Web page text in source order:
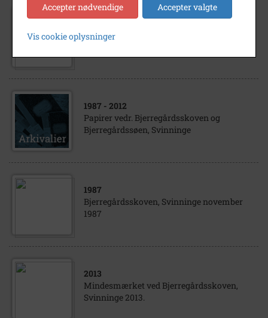
1987
Bjerregårdsskoven, Svinninge november
1987 - 2012
Papirer vedr. Bjerregårdsskoven og
Bjerregårdssøen, Svinninge
1987
Bjerregårdsskoven, Svinninge november
1987
2013
Mindesmærket ved Bjerregårdsskoven,
Svinninge 2013.
Accepter nødvendige Accepter valgte
Vis cookie oplysninger